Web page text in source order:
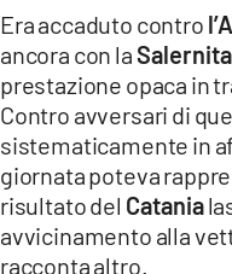
LACAPITALENEWS.IT
App
ANDROID
APPLE
Era accaduto contro
ancora con la
prestazione opaca in
Contro avversari di
sistematicamente in
giornata poteva
risultato del Catania
avvicinamento alla
racconta altro.